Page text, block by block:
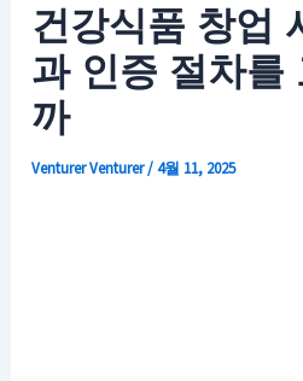
건강식품 창업
과 인증 절차를
까
VenturerVenturer/4월 11, 2025